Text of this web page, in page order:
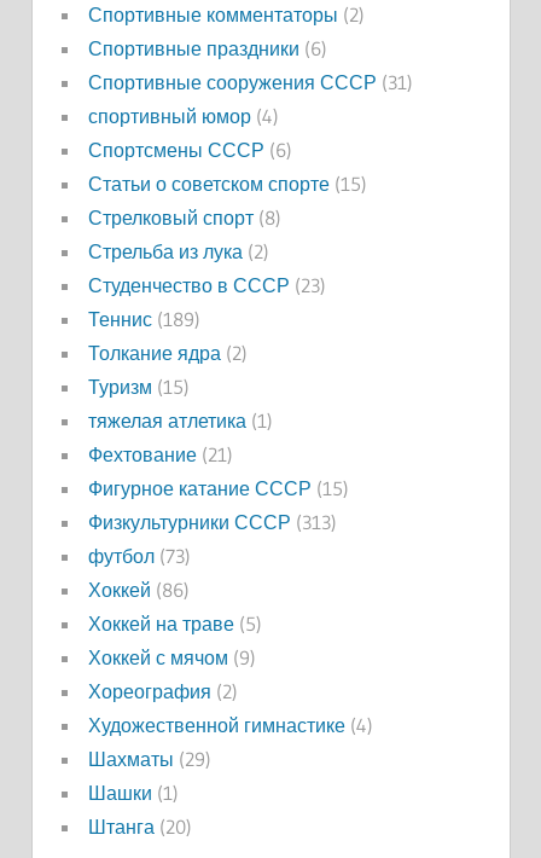
Спортивные комментаторы (2)
Спортивные праздники (6)
Спортивные сооружения СССР (31)
спортивный юмор(4)
Спортсмены СССР (6)
Статьи о советском спорте(15)
Стрелковый спорт(8)
Стрельба из лука (2)
Студенчество в СССР (23)
Теннис(189)
Толкание ядра (2)
Туризм (15)
тяжелая атлетика (1)
Фехтование(21)
Фигурное катание СССР (15)
Физкультурники СССР (313)
футбол(73)
Хоккей (86)
Хоккей на траве(5)
Хоккей с мячом (9)
Хореография (2)
Художественной гимнастике(4)
Шахматы (29)
Шашки (1)
Штанга (20)